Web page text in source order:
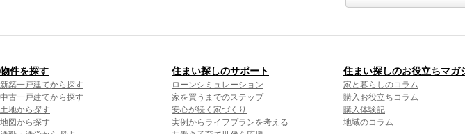
物件を探す
新築一戸建てから探す
中古一戸建てから探す
土地から探す
地図から探す
住まい探しのサポート
ローンシミュレーション
家を買うまでのステップ
安心が続く家づくり
実例からライフプランを考える
住まい探しのお役立ちマガ
家と暮らしのコラム
購入お役立ちコラム
購入体験記
地域のコラム